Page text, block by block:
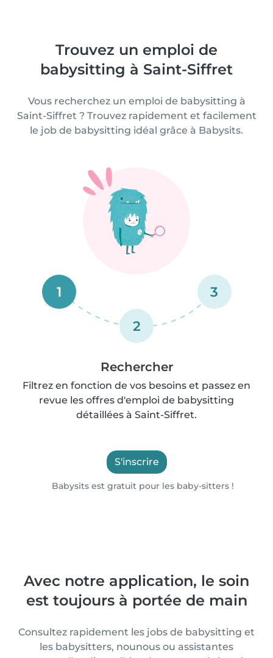
Trouvez un emploi de
babysitting à Saint-Siffret
Vous recherchez un emploi de babysitting à
Saint-Siffret ? Trouvez rapidement et facilement
le job de babysitting idéal grâce à Babysits.
1
2
3
Rechercher
Filtrez en fonction de vos besoins et passez en
revue les offres d'emploi de babysitting
détaillées à Saint-Siffret.
S'inscrire
Babysits est gratuit pour les baby-sitters !
Avec notre application, le soin
est toujours à portée de main
Consultez rapidement les jobs de babysitting et
les babysitters, nounous ou assistantes